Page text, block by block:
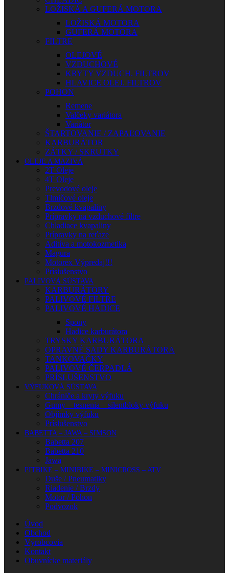
LOŽISKÁ A GUFERÁ MOTORA
LOŽISKÁ MOTORA
GUFERÁ MOTORA
FILTRE
OLEJOVÉ
VZDUCHOVÉ
KRYTY VZDUCH. FILTROV
HLAVICE OLEJ. FILTROV
POHON
Remene
Valčeky variátora
Variátor
ŠTARTOVANIE / ZAPAĽOVANIE
KARBURÁTOR
ZÁTKY / SKRUTKY
OLEJE A MAZIVÁ
2T Oleje
4T Oleje
Prevodové oleje
Tlmičové oleje
Brzdové kvapaliny
Prípravky na vzduchové filtre
Chladiace kvapaliny
Prípravky na reťaze
Aditíva a motokozmetika
Magura
Motorex Výpredaj!!!
Príslušenstvo
PALIVOVÁ SÚSTAVA
KARBURÁTORY
PALIVOVÉ FILTRE
PALIVOVÉ HADICE
Spony
Hadice karburátora
TRYSKY KARBURÁTORA
OPRAVNÉ SADY KARBURÁTORA
TANKOVAČKY
PALIVOVÉ ČERPADLÁ
PRÍSLUŠENSTVO
VÝFUKOVÁ SÚSTAVA
Chrániče a kryty výfuku
Gumy – tesnenia – silentbloky výfuku
Objímky výfuku
Príslušenstvo
BABETTA – JAWA – SIMSON
Babetta 207
Babetta 210
Jawa
PITBIKE – MINIBIKE – MINICROSS – ATV
Duše / Pneumatiky
Riadenie / Brzdy
Motor / Pohon
Podvozok
Úvod
Obchod
Výrobcovia
Kontakt
Obuvnícke materiály